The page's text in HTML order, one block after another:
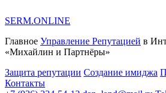
SERM.ONLINE
Главное Управление Репутацией в
«Михайлин и Партнёры»
Защита репутации Создание имиджа
Контакты